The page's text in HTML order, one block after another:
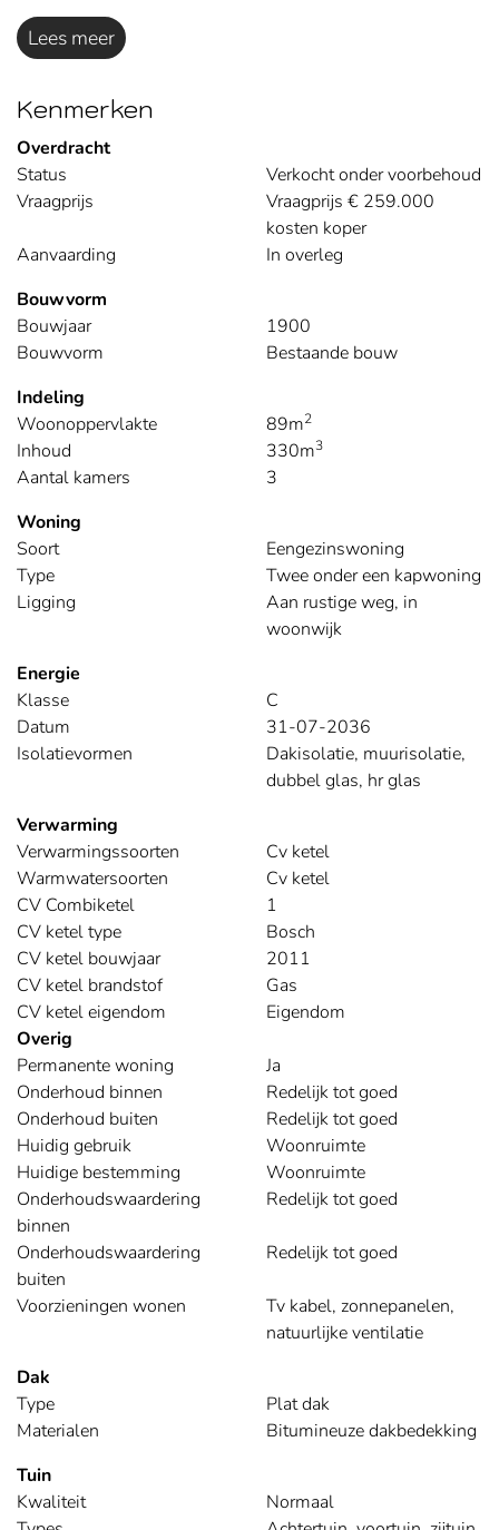
Lees meer
Kenmerken
Overdracht
Status
Verkocht onder voorbehoud
Vraagprijs
Vraagprijs € 259.000
kosten koper
Aanvaarding
In overleg
Bouwvorm
Bouwjaar
1900
Bouwvorm
Bestaande bouw
Indeling
Woonoppervlakte
89m2
Inhoud 330m3
Aantal kamers
3
Woning
Soort
Eengezinswoning
Type
Twee onder een kapwoning
Ligging
Aan rustige weg, in
woonwijk
Energie
Klasse
C
Datum
31-07-2036
Isolatievormen
Dakisolatie, muurisolatie,
dubbel glas, hr glas
Verwarming
Verwarmingssoorten
Cv ketel
Warmwatersoorten
Cv ketel
CV Combiketel
1
CV ketel type
Bosch
CV ketel bouwjaar
2011
CV ketel brandstof
Gas
CV ketel eigendom
Eigendom
Overig
Permanente woning
Ja
Onderhoud binnen
Redelijk tot goed
Onderhoud buiten
Redelijk tot goed
Huidig gebruik
Woonruimte
Huidige bestemming
Woonruimte
Onderhoudswaardering
binnen
Redelijk tot goed
Onderhoudswaardering
buiten
Redelijk tot goed
Voorzieningen wonen
Tv kabel, zonnepanelen,
natuurlijke ventilatie
Dak
Type
Plat dak
Materialen
Bitumineuze dakbedekking
Tuin
Kwaliteit
Normaal